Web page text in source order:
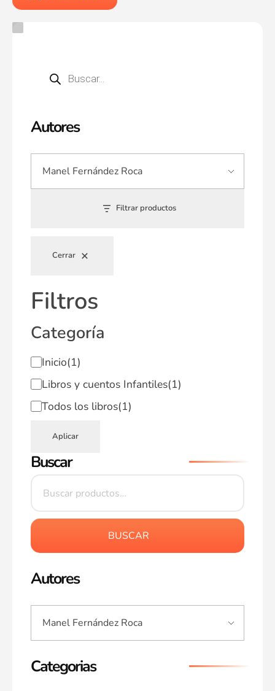
Autores
Filtrar productos
Cerrar
Filtros
Categoría
Inicio(1)
Libros y cuentos Infantiles(1)
Todos los libros(1)
Aplicar
Buscar
BUSCAR
Autores
Categorias